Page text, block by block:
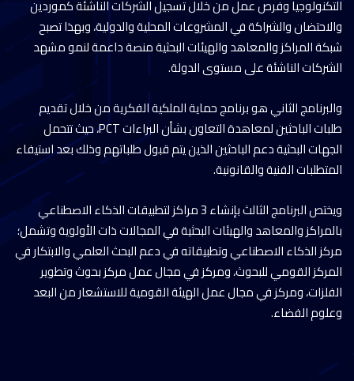
التكنولوجيا وفرص عمل من خلال تسجيل الشركات الناشئة كموردين
والاحتضان والشراكة في المشروعات المحلية والدولية، وبهذا تصبح
شبكة المراكز والمعاهد والهيئات البحثية منصة داعمة لنمو مشهد
الشركات الناشئة على مستوى الدولة.
والبرنامج الثاني هو برنامج حماية الملكية الفكرية من خلال تقديم
طلبات الباحثين لمعاهدة التعاون بشأن البراءات PCT، حيث تتحمل
الجهات البحثية دعم الباحثين الذين يتم قبول طلباتهم وذلك بعد استيفاء
المتطلبات الفنية والقانونية.
ويختص البرنامج الثالث بإنشاء 3 مراكز لتطبيقات الذكاء الاصطناعي
بالمراكز والمعاهد والهيئات البحثية في المجالات ذات الأولوية وتشمل؛
مركز الذكاء الاصطناعي وتطبيقاته في دعم البحث العلمي والابتكار في
المركز القومي للبحوث، ومركز في مجال عمل مركز بحوث وتطوير
الفلزات، ومركز في مجال عمل الهيئة القومية للاستشعار من البعد
وعلوم الفضاء.